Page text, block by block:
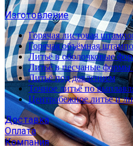
Изготовление
Горячая листовая
Горячая объёмная
Литьё в оболочковые
Литьё в песчаные
Литьё под давлением
Точное литьё по
Центробежное литьё и
Доставка
Оплата
Компания